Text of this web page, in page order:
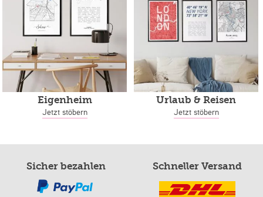
Eigenheim
Jetzt stöbern
Urlaub & Reisen
Jetzt stöbern
Sicher bezahlen Schneller Versand